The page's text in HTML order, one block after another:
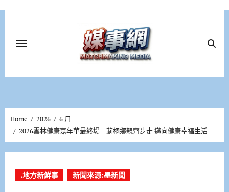
Home 2026
6 月
2026雲林健康嘉年華最終場 莿桐鄉親齊步走 邁向健康幸福生活
.地方新鮮事 新聞來源:墨新聞